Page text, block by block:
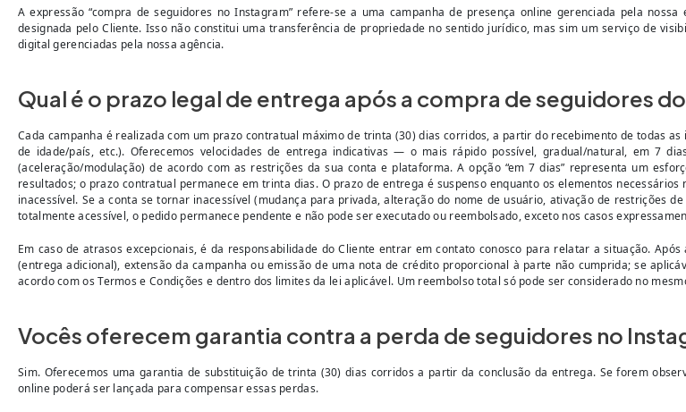
A expressão “compra de seguidores no Instagram” refere-se a uma campanha de presença online gerenciada pela
designada pelo Cliente. Isso não constitui uma transferência de propriedade no sentido jurídico, mas sim um serviço de
digital gerenciadas pela nossa agência.
Qual é o prazo legal de entrega após a compra de seguidores
Cada campanha é realizada com um prazo contratual máximo de trinta (30) dias corridos, a partir do recebimento de todas
de idade/país, etc.). Oferecemos velocidades de entrega indicativas — o mais rápido possível, gradual/natural, em 7
(aceleração/modulação) de acordo com as restrições da sua conta e plataforma. A opção “em 7 dias” representa um
resultados; o prazo contratual permanece em trinta dias. O prazo de entrega é suspenso enquanto os elementos
inacessível. Se a conta se tornar inacessível (mudança para privada, alteração do nome de usuário, ativação de restrições
totalmente acessível, o pedido permanece pendente e não pode ser executado ou reembolsado, exceto nos casos
Em caso de atrasos excepcionais, é da responsabilidade do Cliente entrar em contato conosco para relatar a situação.
(entrega adicional), extensão da campanha ou emissão de uma nota de crédito proporcional à parte não cumprida; se
acordo com os Termos e Condições e dentro dos limites da lei aplicável. Um reembolso total só pode ser considerado no
Vocês oferecem garantia contra a perda de seguidores no
Sim. Oferecemos uma garantia de substituição de trinta (30) dias corridos a partir da conclusão da entrega. Se forem
online poderá ser lançada para compensar essas perdas.